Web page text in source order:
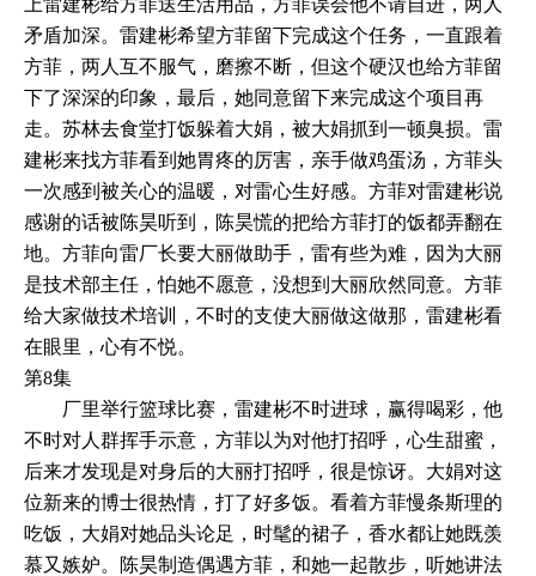
矛盾加深。雷建彬希望方菲留下完成这个任务，一直跟着
方菲，两人互不服气，磨擦不断，但这个硬汉也给方菲留
下了深深的印象，最后，她同意留下来完成这个项目再
走。苏林去食堂打饭躲着大娟，被大娟抓到一顿臭损。雷
建彬来找方菲看到她胃疼的厉害，亲手做鸡蛋汤，方菲头
一次感到被关心的温暖，对雷心生好感。方菲对雷建彬说
感谢的话被陈昊听到，陈昊慌的把给方菲打的饭都弄翻在
地。方菲向雷厂长要大丽做助手，雷有些为难，因为大丽
是技术部主任，怕她不愿意，没想到大丽欣然同意。方菲
给大家做技术培训，不时的支使大丽做这做那，雷建彬看
在眼里，心有不悦。
第8集
厂里举行篮球比赛，雷建彬不时进球，赢得喝彩，他
不时对人群挥手示意，方菲以为对他打招呼，心生甜蜜，
后来才发现是对身后的大丽打招呼，很是惊讶。大娟对这
位新来的博士很热情，打了好多饭。看着方菲慢条斯理的
吃饭，大娟对她品头论足，时髦的裙子，香水都让她既羡
慕又嫉妒。陈昊制造偶遇方菲，和她一起散步，听她讲法